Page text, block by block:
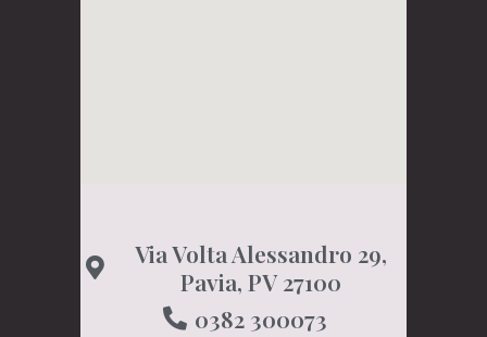
Via Volta Alessandro 29,
Pavia, PV 27100
0382 300073